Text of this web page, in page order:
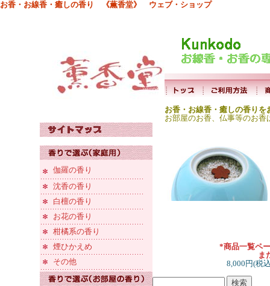
お香・お線香・癒しの香り 《薫香堂》 ウェブ・ショップ
お香・お線香・癒しの香り
お部屋のお香、仏事等のお
伽羅の香り
沈香の香り
白檀の香り
お花の香り
柑橘系の香り
煙ひかえめ
その他
*商品一覧ペ
ま
8,000円(税